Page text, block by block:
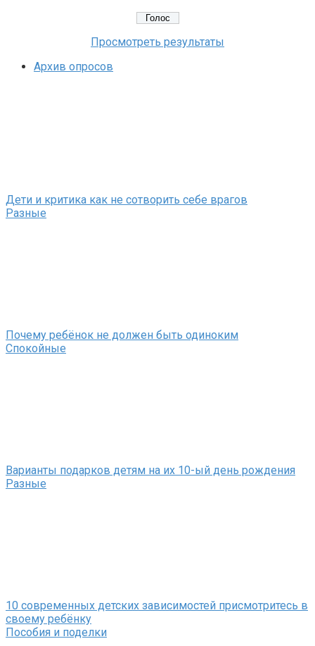
Просмотреть результаты
Архив опросов
Дети и критика как не сотворить себе врагов
Разные
Почему ребёнок не должен быть одиноким
Спокойные
Варианты подарков детям на их 10-ый день рождения
Разные
10 современных детских зависимостей присмотритесь в
своему ребёнку
Пособия и поделки